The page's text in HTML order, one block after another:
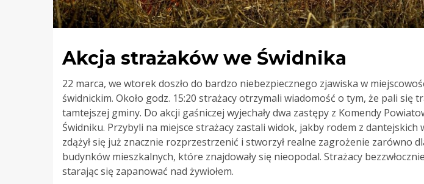
Akcja strażaków we Świdnika
22 marca, we wtorek doszło do bardzo niebezpiecznego zjawiska w
świdnickim. Około godz. 15:20 strażacy otrzymali wiadomość o tym, że pali się
tamtejszej gminy. Do akcji gaśniczej wyjechały dwa zastępy z Komendy
Świdniku. Przybyli na miejsce strażacy zastali widok, jakby rodem z dantejskich
zdążył się już znacznie rozprzestrzenić i stworzył realne zagrożenie zarówno
budynków mieszkalnych, które znajdowały się nieopodal. Strażacy
starając się zapanować nad żywiołem.